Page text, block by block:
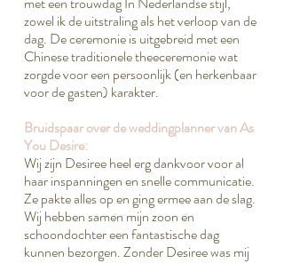
zowel ik de uitstraling als het verloop van de
dag. De ceremonie is uitgebreid met een
Chinese traditionele theeceremonie wat
zorgde voor een persoonlijk (en herkenbaar
voor de gasten) karakter.
Bruidspaar over de weddingplanner van As
You Desire:
Wij zijn Desiree heel erg dankvoor voor al
haar inspanningen en snelle communicatie.
Ze pakte alles op en ging ermee aan de slag.
Wij hebben samen mijn zoon en
schoondochter een fantastische dag
kunnen bezorgen. Zonder Desiree was mij